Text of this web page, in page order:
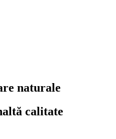
naturale
calitate